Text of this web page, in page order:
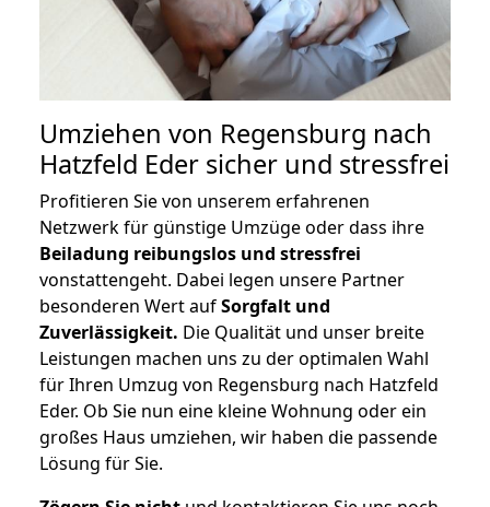
Umziehen von Regensburg nach
Hatzfeld Eder sicher und stressfrei
Profitieren Sie von unserem erfahrenen
Netzwerk für günstige Umzüge oder dass ihre
Beiladung reibungslos und stressfrei
vonstattengeht. Dabei legen unsere Partner
besonderen Wert aufSorgfalt und
Zuverlässigkeit. Die Qualität und unser breite
Leistungen machen uns zu der optimalen Wahl
für Ihren Umzug von Regensburg nach Hatzfeld
Eder. Ob Sie nun eine kleine Wohnung oder ein
großes Haus umziehen, wir haben die passende
Lösung für Sie.